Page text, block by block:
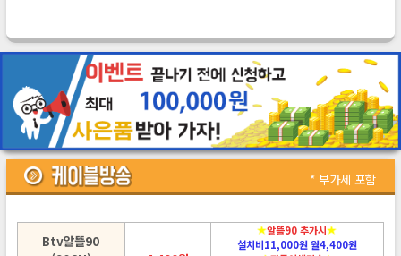
* 부가세 포함
Btv알뜰90
알뜰90 추가시
설치비11,000원 월4,400원